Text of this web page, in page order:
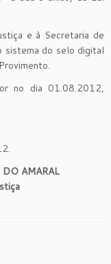
e à Secretaria de
sistema do selo digital
no dia 01.08.2012,
AMARAL